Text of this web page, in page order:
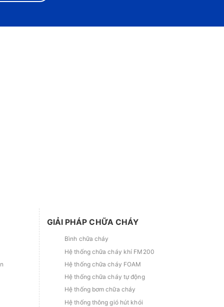
GIẢI PHÁP CHỮA CHÁY
Bình chữa cháy
Hệ thống chữa cháy khí FM200
Hệ thống chữa cháy FOAM
Hệ thống chữa cháy tự động
Hệ thống bơm chữa cháy
Hệ thống thông gió hút khói